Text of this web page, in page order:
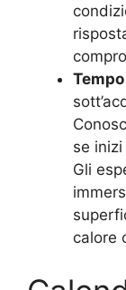
se
Gli
calore